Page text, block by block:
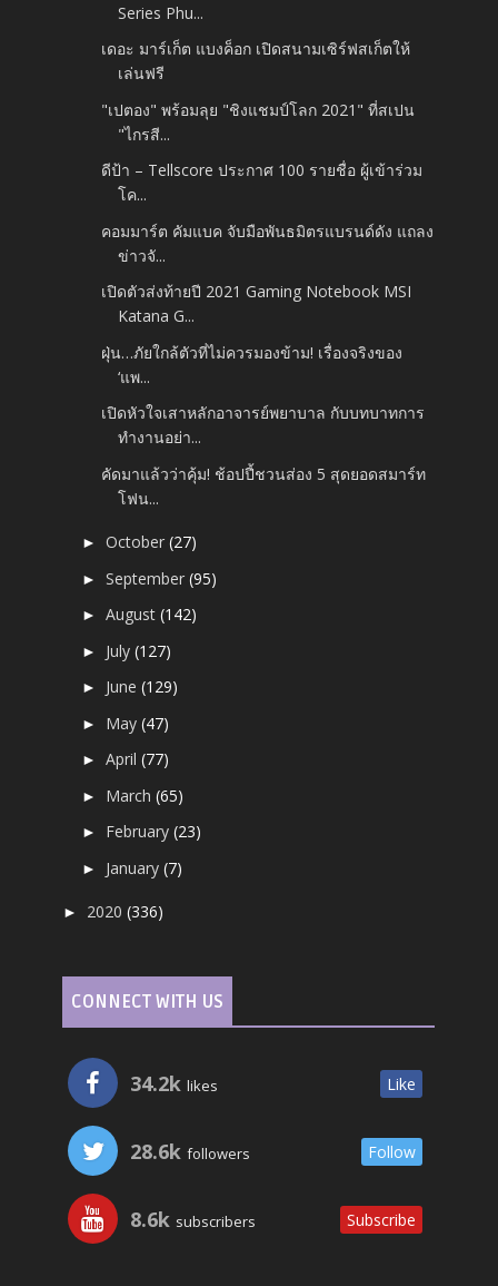
Series Phu...
เดอะ มาร์เก็ต แบงค็อก เปิดสนามเซิร์ฟสเก็ตให้
เล่นฟรี
"เปตอง" พร้อมลุย "ชิงแชมป์โลก 2021" ที่สเปน
"ไกรสี...
ดีป้า – Tellscore ประกาศ 100 รายชื่อ ผู้เข้าร่วม
โค...
คอมมาร์ต คัมแบค จับมือพันธมิตรแบรนด์ดัง แถลง
ข่าวจั...
เปิดตัวส่งท้ายปี 2021 Gaming Notebook MSI
Katana G...
ฝุ่น…ภัยใกล้ตัวที่ไม่ควรมองข้าม! เรื่องจริงของ
‘แพ...
เปิดหัวใจเสาหลักอาจารย์พยาบาล กับบทบาทการ
ทำงานอย่า...
คัดมาแล้วว่าคุ้ม! ช้อปปี้ชวนส่อง 5 สุดยอดสมาร์ท
โฟน...
►October(27)
►September(95)
►August(142)
► July(127)
► June(129)
► May(47)
►April(77)
► March(65)
► February(23)
► January(7)
► 2020(336)
CONNECT WITH US
34.2k likes Like
28.6k followers Follow
8.6k subscribers Subscribe